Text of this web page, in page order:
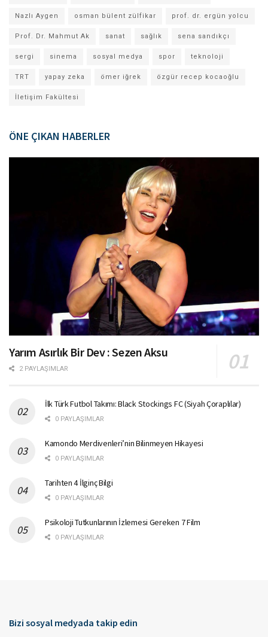
Nazlı Aygen osman bülent zülfikar prof. dr. ergün yolcu
Prof. Dr. Mahmut Ak sanat sağlık sena sandıkçı
sergi sinema sosyal medya spor teknoloji
TRT yapay zeka ömer iğrek özgür recep kocaoğlu
İletişim Fakültesi
ÖNE ÇIKAN HABERLER
Yarım Asırlık Bir Dev : Sezen Aksu
2 PAYLAŞIMLAR
İlk Türk Futbol Takımı: Black Stockings FC (Siyah Çoraplılar)
0 PAYLAŞIMLAR
Kamondo Merdivenleri’nin Bilinmeyen Hikayesi
0 PAYLAŞIMLAR
Tarihten 4 İlginç Bilgi
0 PAYLAŞIMLAR
Psikoloji Tutkunlarının İzlemesi Gereken 7 Film
0 PAYLAŞIMLAR
Bizi sosyal medyada takip edin